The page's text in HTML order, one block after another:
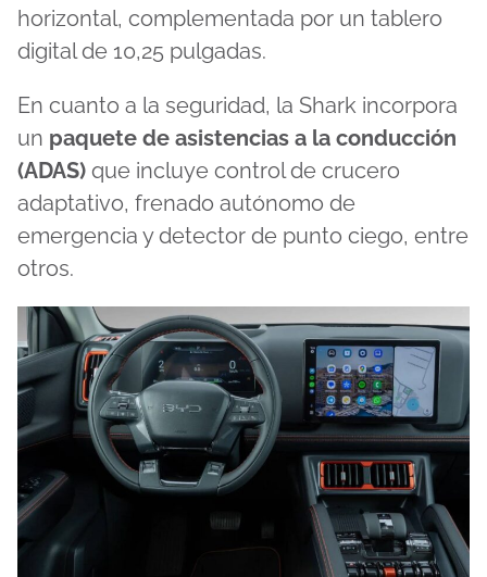
horizontal, complementada por un tablero
digital de 10,25 pulgadas.
En cuanto a la seguridad, la Shark incorpora
un paquete de asistencias a la conducción
(ADAS) que incluye control de crucero
adaptativo, frenado autónomo de
emergencia y detector de punto ciego, entre
otros.